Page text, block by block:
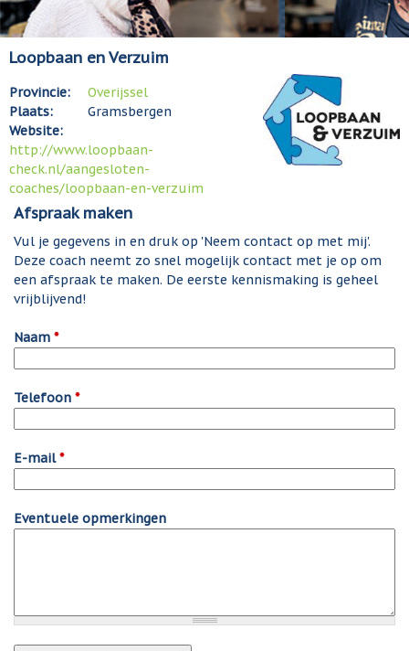
Loopbaan en Verzuim
Provincie:
Overijssel
Plaats:
Gramsbergen
Website:
http://www.loopbaan-
check.nl/aangesloten-
coaches/loopbaan-en-verzuim
Afspraak maken
Vul je gegevens in en druk op 'Neem contact op met mij'.
Deze coach neemt zo snel mogelijk contact met je op om
een afspraak te maken. De eerste kennismaking is geheel
vrijblijvend!
Naam *
Telefoon *
E-mail*
Eventuele opmerkingen